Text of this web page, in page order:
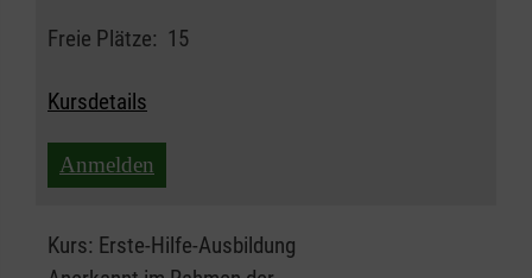
Freie Plätze: 15
Kursdetails
Anmelden
Kurs: Erste-Hilfe-Ausbildung